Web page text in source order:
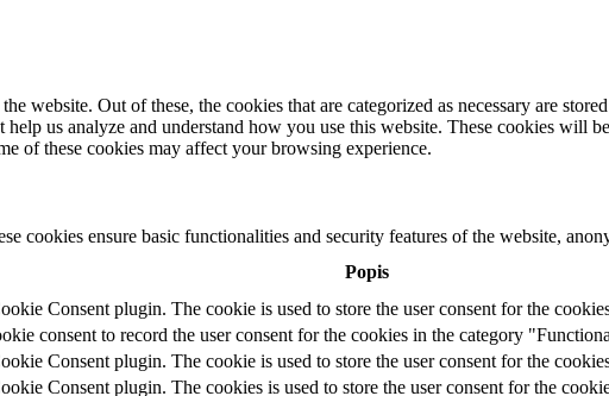
website. Out of these, the cookies that are categorized as necessary are
us analyze and understand how you use this website. These cookies will
of these cookies may affect your browsing experience.
cookies ensure basic functionalities and security features of the website,
Popis
Consent plugin. The cookie is used to store the user consent for the
consent to record the user consent for the cookies in the category
Consent plugin. The cookie is used to store the user consent for the
Consent plugin. The cookies is used to store the user consent for the